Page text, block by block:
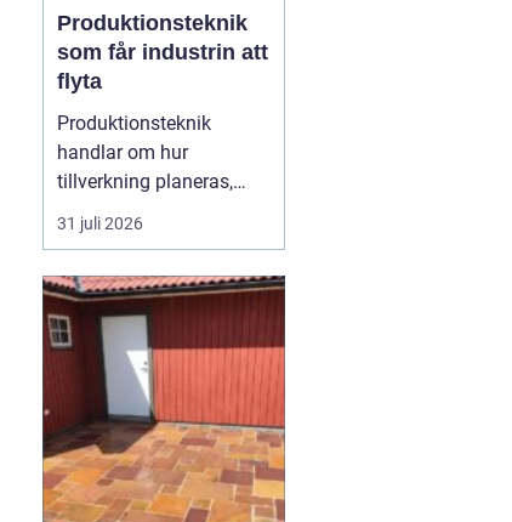
Produktionsteknik
som får industrin att
flyta
Produktionsteknik
handlar om hur
tillverkning planeras,
organiseras och
genomförs i praktiken.
samspelet mellan
maskiner, människor,
material och styrsystem.
När dessa delar fungerar
tillsammans minskar
spill, driftstopp och
kostnader...
31 juli 2026